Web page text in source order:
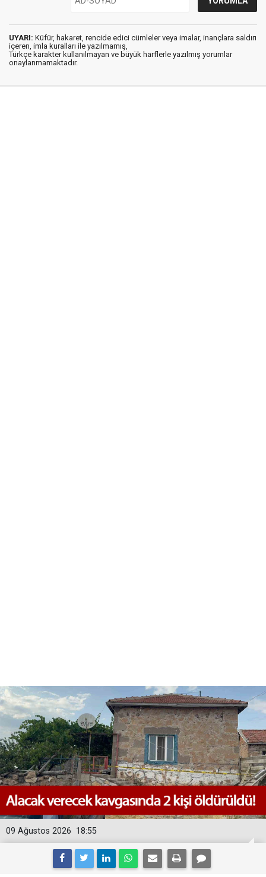
UYARI: Küfür, hakaret, rencide edici cümleler veya imalar, inançlara saldırı
içeren, imla kuralları ile yazılmamış,
Türkçe karakter kullanılmayan ve büyük harflerle yazılmış yorumlar
onaylanmamaktadır.
18:55
09 Ağustos 2026